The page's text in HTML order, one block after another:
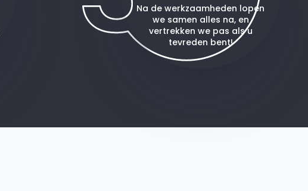
Na de werkzaamheden lopen
we samen alles na, en
vertrekken we pas als u
tevreden bent!